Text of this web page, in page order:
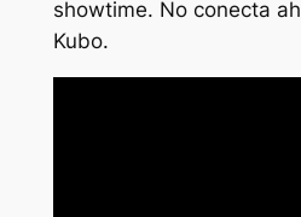
showtime. No conecta
Kubo.